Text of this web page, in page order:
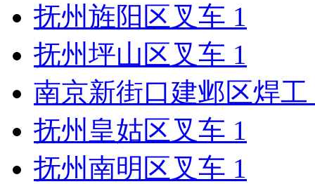
抚州旌阳区叉车 1
抚州坪山区叉车 1
南京新街口建邺区焊工
抚州皇姑区叉车 1
抚州南明区叉车 1